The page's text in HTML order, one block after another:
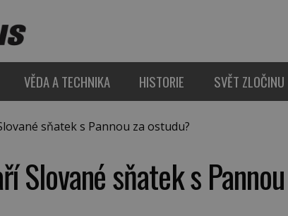
VĚDA A TECHNIKA HISTORIE SVĚT ZLOČINU
sňatek s Pannou za ostudu?
Slované sňatek s